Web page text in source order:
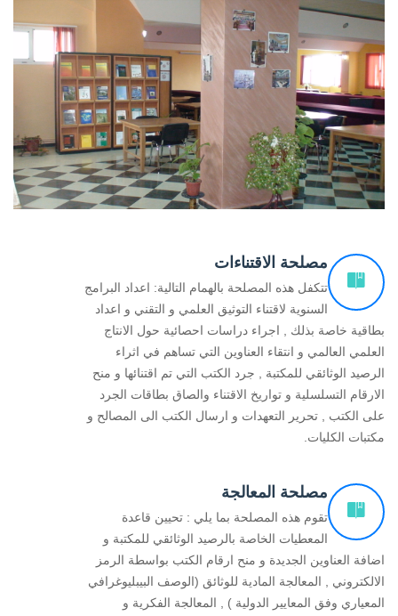
مصلحة الاقتناءات
تتكفل هذه المصلحة بالهمام التالية: اعداد البرامج
السنوية لاقتناء التوثيق العلمي و التقني و اعداد
بطاقية خاصة بذلك , اجراء دراسات احصائية حول الانتاج
العلمي العالمي و انتقاء العناوين التي تساهم في اثراء
الرصيد الوثائقي للمكتبة , جرد الكتب التي تم اقتنائها و منح
الارقام التسلسلية و تواريخ الاقتناء والصاق بطاقات الجرد
على الكتب , تحرير التعهدات و ارسال الكتب الى المصالح و
مكتبات الكليات.
مصلحة المعالجة
تقوم هذه المصلحة بما يلي : تحيين قاعدة
المعطيات الخاصة بالرصيد الوثائقي للمكتبة و
اضافة العناوين الجديدة و منح ارقام الكتب بواسطة الرمز
الالكتروني , المعالجة المادية للوثائق (الوصف البيبليوغرافي
المعياري وفق المعايير الدولية ) , المعالجة الفكرية و